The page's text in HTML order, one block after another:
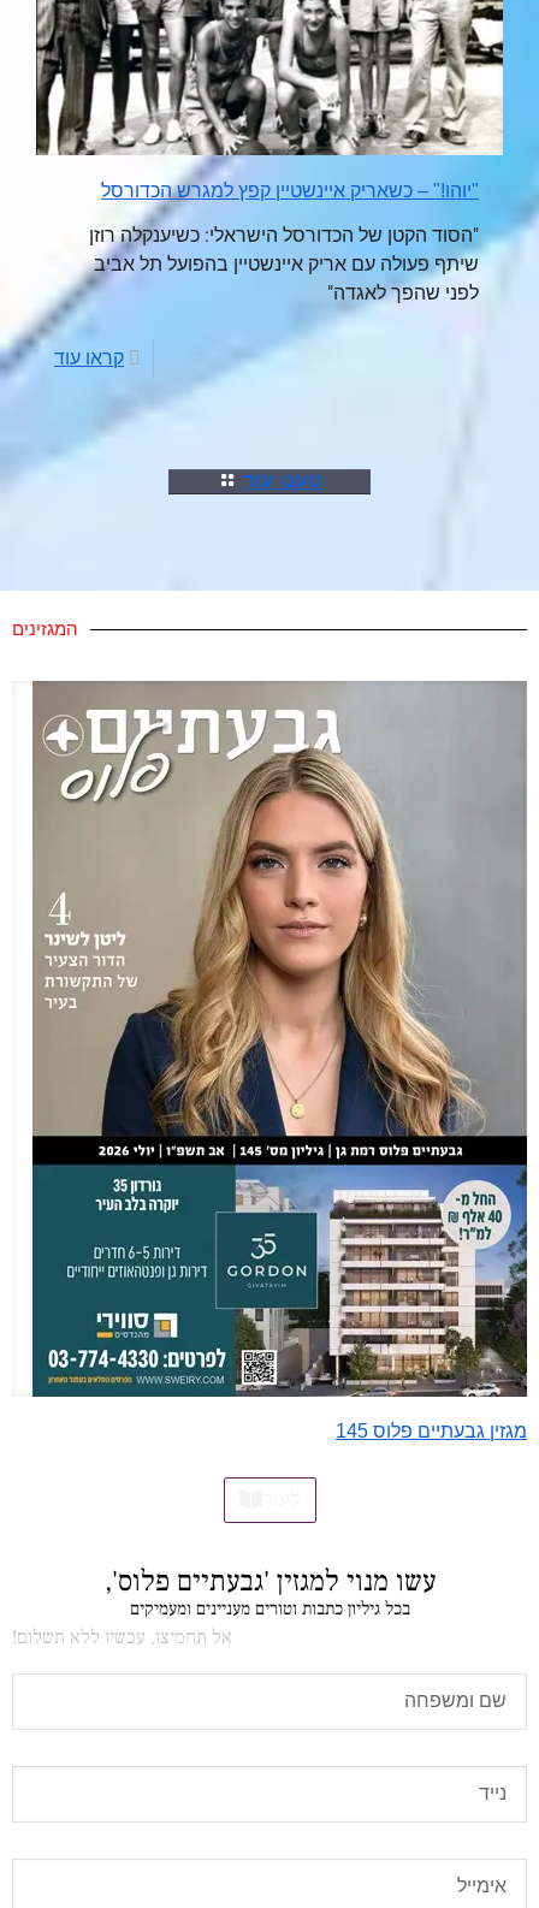
"יוהו!" – כשאריק איינשטיין קפץ למגרש הכדורסל
"הסוד הקטן של הכדורסל הישראלי: כשיענקלה רוזן
שיתף פעולה עם אריק איינשטיין בהפועל תל אביב
לפני שהפך לאגדה"
קראו עוד
טענו עוד
המגזינים
מגזין גבעתיים פלוס 145
עשו מנוי למגזין 'גבעתיים פלוס',
בכל גיליון כתבות וטורים מעניינים ומעמיקים
אל תחמיצו, עכשיו ללא תשלום!